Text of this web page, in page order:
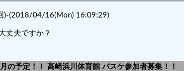
)-(2018/04/16(Mon) 16:09:29)
丈夫ですか？
月の予定！！ 高崎浜川体育館 バスケ参加者募集！！